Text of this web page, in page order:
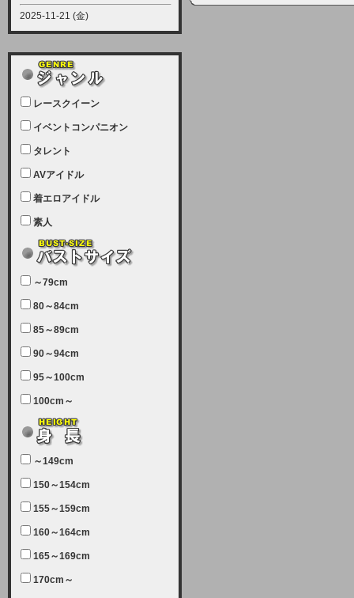
2025-11-21 (金)
【サーバーメンテナンス実施につい
12月21日（日曜日）午前9：00か
ら午前11：00（予定）でサーバー
メンテナンスを実施します。ユーザ
ー様にはご迷惑をおかけしますがご
理解いただけます様、宜しくお願い
致します。
2025-07-05 (土)
【サーバーメンテナンス完了のお知
本日、サーバーメンテナンスのため
ユーザー様には大変ご迷惑をおかけ
しました。無事、メンテナンスが完
致します。
2025-06-11 (水)
【サーバーメンテナンス実施につい
7月5日（土曜日）午前7：00から午
テナンスを実施します。ユーザー様
にはご迷惑をおかけしますがご理解
いただけます様、宜しくお願い致し
【クレジットカード決済について
②】
現在、クレジットカード決済はJCB
のみになっております。大変ご迷惑
レースクイーン
イベントコンパニオン
タレント
AVアイドル
着エロアイドル
素人
～79cm
80～84cm
85～89cm
90～94cm
95～100cm
100cm～
～149cm
150～154cm
155～159cm
160～164cm
165～169cm
170cm～